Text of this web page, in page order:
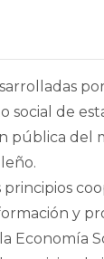
social de
pública del
principios
y
Economía